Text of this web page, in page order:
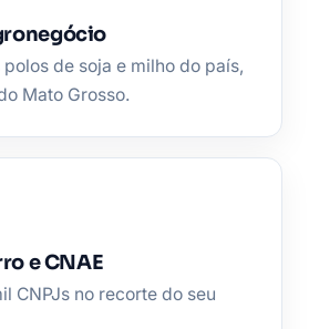
de soja e milho do país,
Mato Grosso.
e CNAE
CNPJs no recorte do seu